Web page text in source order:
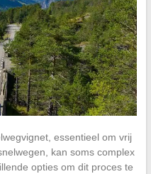
essentieel om vrij
kan soms complex
opties om dit proces te